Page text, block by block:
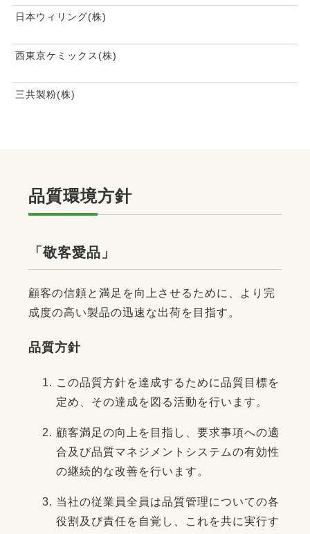
日本ウィリング(株)
西東京ケミックス(株)
三共製粉(株)
品質環境方針
「敬客愛品」
顧客の信頼と満足を向上させるために、より完
成度の高い製品の迅速な出荷を目指す。
品質方針
この品質方針を達成するために品質目標を
定め、その達成を図る活動を行います。
顧客満足の向上を目指し、要求事項への適
合及び品質マネジメントシステムの有効性
の継続的な改善を行います。
当社の従業員全員は品質管理についての各
役割及び責任を自覚し、これを共に実行す